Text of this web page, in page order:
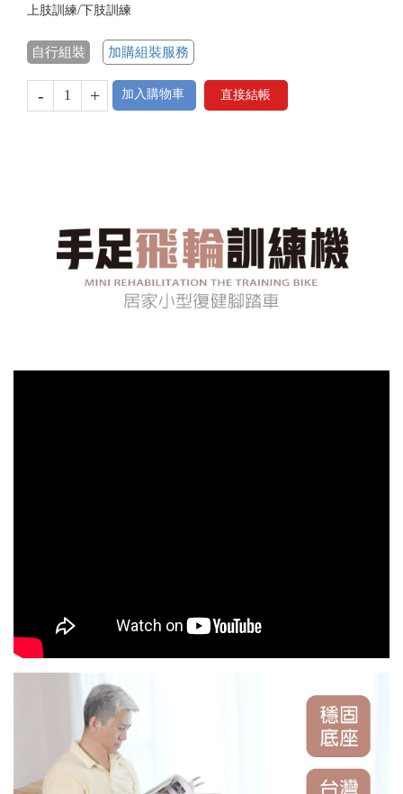
上肢訓練/下肢訓練
自行組裝 加購組裝服務
- + 加入購物車 直接結帳